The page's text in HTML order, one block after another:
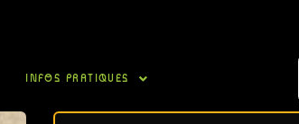
INFOS PRATIQUES